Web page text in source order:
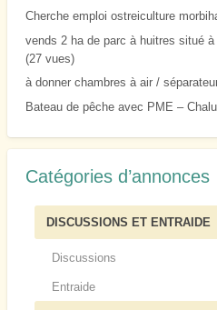
Cherche emploi ostreiculture
vends 2 ha de parc à huitres situé
(27 vues)
à donner chambres à air /
Bateau de pêche avec PME –
Catégories d’annonces
DISCUSSIONS ET ENTRAIDE
Discussions
Entraide